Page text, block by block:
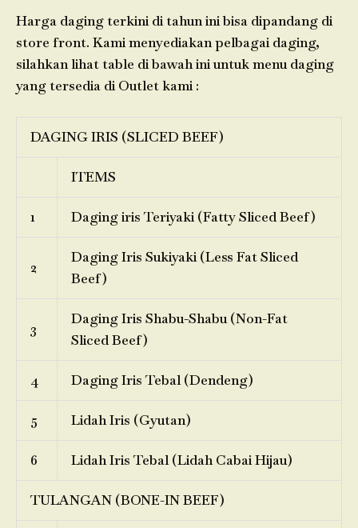
Harga daging terkini di tahun ini bisa dipandang di
store front. Kami menyediakan pelbagai daging,
silahkan lihat table di bawah ini untuk menu daging
yang tersedia di Outlet kami :
DAGING IRIS (SLICED BEEF)
ITEMS
1 Daging iris Teriyaki (Fatty Sliced Beef)
2
Daging Iris Sukiyaki (Less Fat Sliced
Beef)
3
Daging Iris Shabu-Shabu (Non-Fat
Sliced Beef)
4 Daging Iris Tebal (Dendeng)
5 Lidah Iris (Gyutan)
6 Lidah Iris Tebal (Lidah Cabai Hijau)
TULANGAN (BONE-IN BEEF)